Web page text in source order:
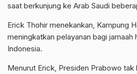
saat berkunjung ke Arab Saudi
Erick Thohir menekankan, Kampung
meningkatkan pelayanan bagi jamaah
Indonesia.
Menurut Erick, Presiden Prabowo tak